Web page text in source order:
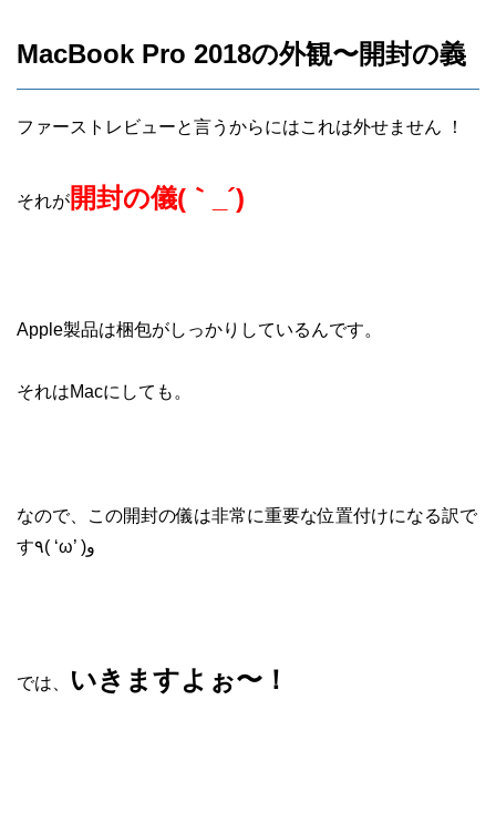
MacBook Pro 2018の外観〜開封の義
ファーストレビューと言うからにはこれは外せません ！
それが 開封の儀(｀_´)ゞ
Apple製品は梱包がしっかりしているんです。
それはMacにしても。
なので、この開封の儀は非常に重要な位置付けになる訳で
す٩( ‘ω’ )و
では、 いきますよぉ〜！